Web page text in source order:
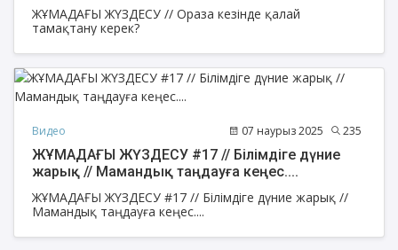
ЖҰМАДАҒЫ ЖҮЗДЕСУ // Ораза кезінде қалай
тамақтану керек?
Видео 07 наурыз 2025 235
ЖҰМАДАҒЫ ЖҮЗДЕСУ #17 // Білімдіге дүние
жарық // Мамандық таңдауға кеңес....
ЖҰМАДАҒЫ ЖҮЗДЕСУ #17 // Білімдіге дүние жарық //
Мамандық таңдауға кеңес....